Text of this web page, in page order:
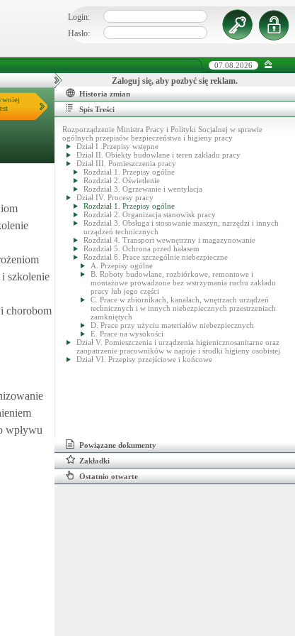
Login:
Hasło:
07.08.2026
szkolenie
chorobom
wpływu
Zaloguj się, aby pozbyć się reklam.
Historia zmian
Spis Treści
Rozporządzenie Ministra Pracy i Polityki Socjalnej w sprawie
ogólnych przepisów bezpieczeństwa i higieny pracy
Dział I .Przepisy wstępne
Dział II. Obiekty budowlane i teren zakładu pracy
Dział III. Pomieszczenia pracy
Rozdział 1. Przepisy ogólne
Rozdział 2. Oświetlenie
Rozdział 3. Ogrzewanie i wentylacja
Dział IV. Procesy pracy
Rozdział 1. Przepisy ogólne
Rozdział 2. Organizacja stanowisk pracy
Rozdział 3. Obsługa i stosowanie maszyn, narzędzi i innych
urządzeń technicznych
Rozdział 4. Transport wewnętrzny i magazynowanie
Rozdział 5. Ochrona przed hałasem
Rozdział 6. Prace szczególnie niebezpieczne
A. Przepisy ogólne
B. Roboty budowlane, rozbiórkowe, remontowe i
montażowe prowadzone bez wstrzymania ruchu zakładu
pracy lub jego części
C. Prace w zbiornikach, kanałach, wnętrzach urządzeń
technicznych i w innych niebezpiecznych przestrzeniach
zamkniętych
D. Prace przy użyciu materiałów niebezpiecznych
E. Prace na wysokości
Dział V. Pomieszczenia i urządzenia higienicznosanitarne oraz
zaopatrzenie pracowników w napoje i środki higieny osobistej
Dział VI. Przepisy przejściowe i końcowe
Powiązane dokumenty
Zakładki
Ostatnio otwarte